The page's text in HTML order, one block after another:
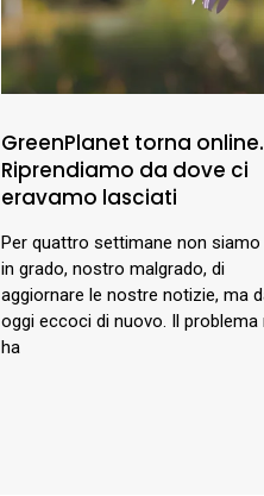
GreenPlanet torna online.
Riprendiamo da dove ci
eravamo lasciati
Per quattro settimane non
in grado, nostro malgrado, di
aggiornare le nostre notizie, ma
oggi eccoci di nuovo. Il problema
ha